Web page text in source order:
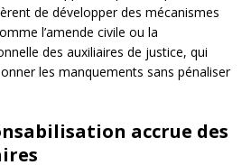
de développer des mécanismes
l’amende civile ou la
des auxiliaires de justice, qui
les manquements sans pénaliser
accrue des